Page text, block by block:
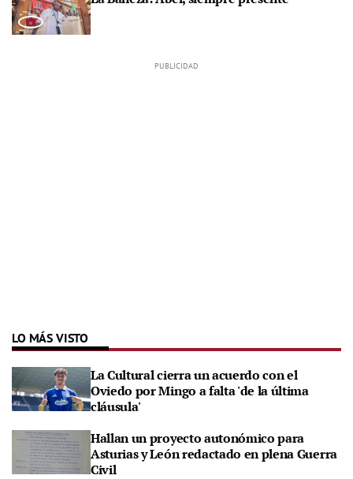
LO MÁS VISTO
La Cultural cierra un acuerdo con el
Oviedo por Mingo a falta 'de la última
cláusula'
Hallan un proyecto autonómico para
Asturias y León redactado en plena Guerra
Civil